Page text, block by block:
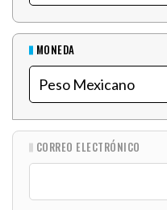
MONEDA
CORREO ELECTRÓNICO